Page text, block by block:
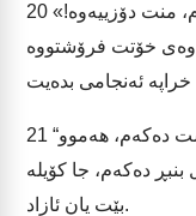
20
خۆتت فرۆشتووە
21 “من وا بەڵات بەسەردا دەهێنم و ڕیشەکێشت دەکەم، هەموو
دەکەم، جا کۆیلە
بێت یان ئازاد.